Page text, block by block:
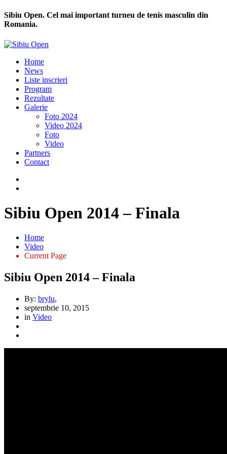
Sibiu Open. Cel mai important turneu de tenis masculin din
Romania.
Home
News
Liste inscrieri
Program
Rezultate
Galerie
Foto 2024
Video 2024
Foto
Video
Partners
Contact
Sibiu Open 2014 – Finala
Home
Video
Current Page
Sibiu Open 2014 – Finala
By: brylu,
septembrie 10, 2015
in Video